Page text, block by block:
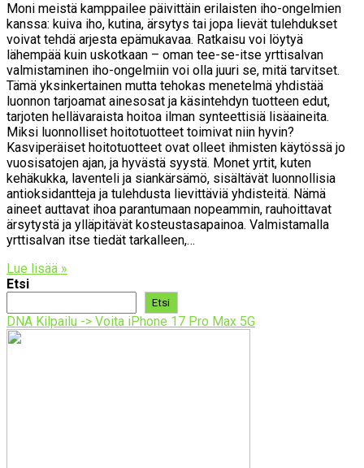
Moni meistä kamppailee päivittäin erilaisten iho-ongelmien
kanssa: kuiva iho, kutina, ärsytys tai jopa lievät tulehdukset
voivat tehdä arjesta epämukavaa. Ratkaisu voi löytyä
lähempää kuin uskotkaan – oman tee-se-itse yrttisalvan
valmistaminen iho-ongelmiin voi olla juuri se, mitä tarvitset.
Tämä yksinkertainen mutta tehokas menetelmä yhdistää
luonnon tarjoamat ainesosat ja käsintehdyn tuotteen edut,
tarjoten hellävaraista hoitoa ilman synteettisiä lisäaineita.
Miksi luonnolliset hoitotuotteet toimivat niin hyvin?
Kasviperäiset hoitotuotteet ovat olleet ihmisten käytössä jo
vuosisatojen ajan, ja hyvästä syystä. Monet yrtit, kuten
kehäkukka, laventeli ja siankärsämö, sisältävät luonnollisia
antioksidantteja ja tulehdusta lievittäviä yhdisteitä. Nämä
aineet auttavat ihoa parantumaan nopeammin, rauhoittavat
ärsytystä ja ylläpitävät kosteustasapainoa. Valmistamalla
yrttisalvan itse tiedät tarkalleen,…
Lue lisää »
Etsi
Etsi
DNA Kilpailu -> Voita iPhone 17 Pro Max 5G